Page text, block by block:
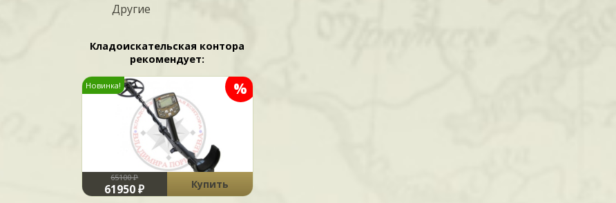
Другие
Кладоискательская контора
рекомендует:
%
Новинка!
65100 ₽
61950 ₽
Купить